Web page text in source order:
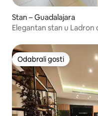
Stan – Guadalajara
Elegantan stan u Ladron
Odabrali gosti
Odabrali gosti